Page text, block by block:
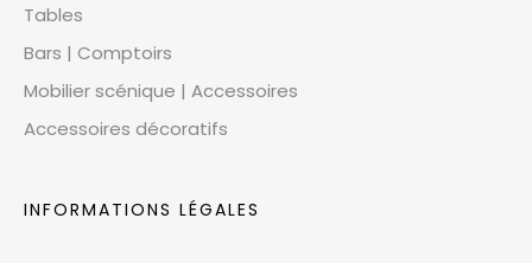
Tables
Bars | Comptoirs
Mobilier scénique | Accessoires
Accessoires décoratifs
INFORMATIONS LÉGALES